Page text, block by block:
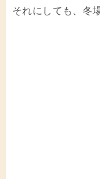
それにしても、冬